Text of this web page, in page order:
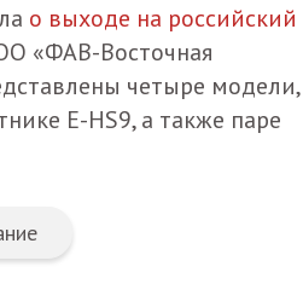
о выходе на российский
«ФАВ-Восточная
четыре модели,
E-HS9, а также паре